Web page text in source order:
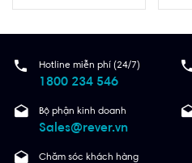
Hotline miễn phí (24/7)
1800 234 546
Bộ phận kinh doanh
Sales@rever.vn
Chăm sóc khách hàng